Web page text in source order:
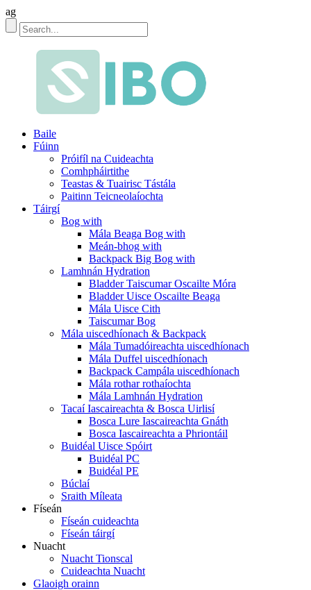
ag
Baile
Fúinn
Próifíl na Cuideachta
Comhpháirtithe
Teastas & Tuairisc Tástála
Paitinn Teicneolaíochta
Táirgí
Bog with
Mála Beaga Bog with
Meán-bhog with
Backpack Big Bog with
Lamhnán Hydration
Bladder Taiscumar Oscailte Móra
Bladder Uisce Oscailte Beaga
Mála Uisce Cith
Taiscumar Bog
Mála uiscedhíonach & Backpack
Mála Tumadóireachta uiscedhíonach
Mála Duffel uiscedhíonach
Backpack Campála uiscedhíonach
Mála rothar rothaíochta
Mála Lamhnán Hydration
Tacaí Iascaireachta & Bosca Uirlisí
Bosca Lure Iascaireachta Gnáth
Bosca Iascaireachta a Phriontáil
Buidéal Uisce Spóirt
Buidéal PC
Buidéal PE
Búclaí
Sraith Míleata
Físeán
Físeán cuideachta
Físeán táirgí
Nuacht
Nuacht Tionscal
Cuideachta Nuacht
Glaoigh orainn